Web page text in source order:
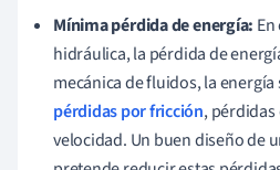
Mínima pérdida de energía:
hidráulica, la pérdida de
mecánica de fluidos, la
pérdidas por fricción,
velocidad. Un buen diseño de